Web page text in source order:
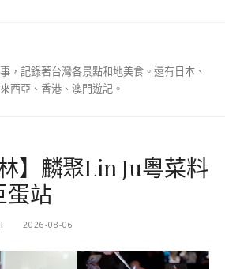
，記錄著台灣各景點和地美食。還有日本、
西亞、香港、澳門遊記。
】麟聚Lin Ju粵菜料
蛋站
2026-08-06